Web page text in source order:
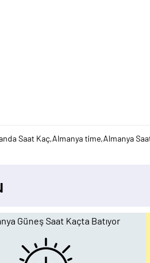
Saat Kaç,Almanya time,Almanya
Güneş Saat Kaçta Batıyor